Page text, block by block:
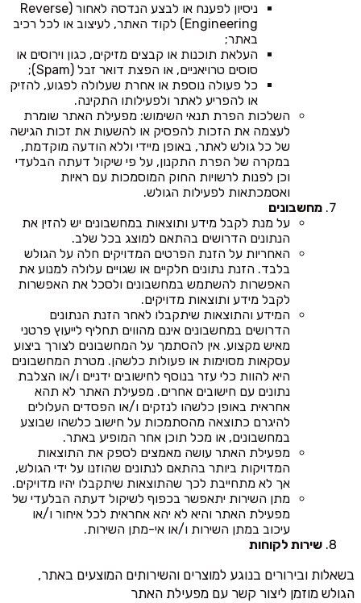
ניסיון לפענח או לבצע הנדסה לאחור (Reverse
Engineering) לקוד האתר, לעיצוב או לכל רכיב
באתר;
העלאת תוכנות או קבצים מזיקים, כגון וירוסים או
סוסים טרויאניים, או הפצת דואר זבל (Spam);
כל פעולה נוספת או אחרת שעלולה לפגוע, להזיק
או להפריע לאתר ולפעילותו התקינה.
השלכות הפרת תנאי השימוש: מפעילת האתר שומרת
לעצמה את הזכות להפסיק או להשעות את זכות הגישה
של כל גולש לאתר, באופן מיידי וללא הודעה מוקדמת,
במקרה של הפרת התקנון, על פי שיקול דעתה הבלעדי
וכן לפנות לרשויות החוק המוסמכות עם ראיות
ואסמכתאות לפעילות הגולש.
מחשבונים
על מנת לקבל מידע ותוצאות במחשבונים יש להזין את
הנתונים הדרושים בהתאם למוצג בכל שלב.
האחריות על הזנת הפרטים המדויקים חלה על הגולש
בלבד. הזנת נתונים חלקיים או שגויים עלולה למנוע את
האפשרות להשתמש במחשבונים ולסכל את האפשרות
לקבל מידע ותוצאות מדויקים.
המידע והתוצאות שיתקבלו לאחר הזנת הנתונים
הדרושים במחשבונים אינם מהווים תחליף לייעוץ פרטני
מאיש מקצוע. אין להסתמך על המחשבונים לצורך ביצוע
עסקאות מסוימות או פעולות כלשהן. מטרת המחשבונים
היא להוות כלי עזר בנוסף לחישובים ידניים ו/או הצלבת
נתונים עם חישובים אחרים. מפעילת האתר לא תהא
אחראית באופן כלשהו לנזקים ו/או הפסדים העלולים
להיגרם כתוצאה מהסתמכות על חישוב כלשהו שבוצע
במחשבונים, או מכל תוכן אחר המופיע באתר.
מפעילת האתר עושה מאמצים לספק את התוצאות
המדויקות ביותר בהתאם לנתונים שהוזנו על ידי הגולש,
אך לא מתחייבת לכך שהתוצאות שיתקבלו יהיו מדויקים.
מתן השירות יתאפשר בכפוף לשיקול דעתה הבלעדי של
מפעילת האתר והיא לא יהא אחראית לכל איחור ו/או
עיכוב במתן השירות ו/או אי-מתן השירות.
שירות לקוחות
בשאלות ובירורים בנוגע למוצרים והשירותים המוצעים באתר,
הגולש מוזמן ליצור קשר עם מפעילת האתר